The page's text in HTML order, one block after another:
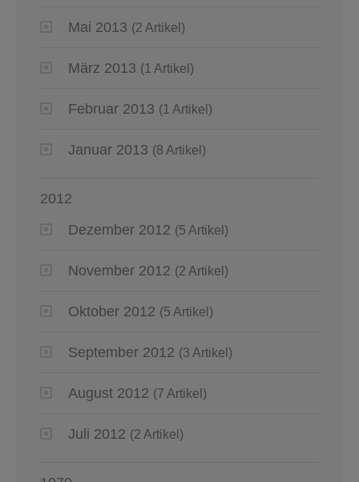
Mai 2013 (2 Artikel)
März 2013 (1 Artikel)
Februar 2013 (1 Artikel)
Januar 2013 (8 Artikel)
2012
Dezember 2012 (5 Artikel)
November 2012 (2 Artikel)
Oktober 2012 (5 Artikel)
September 2012 (3 Artikel)
August 2012 (7 Artikel)
Juli 2012 (2 Artikel)